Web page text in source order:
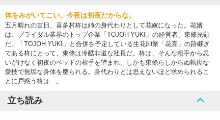
体をみがいてこい。今夜は初夜だからな。
五月晴れの吉日、喜多村柊は姉の身代わりとして花嫁になった。花婿
は、ブライダル業界のトップ企業「TOJOH YUKI」の経営者、東條光顕
だ。「TOJOH YUKI」と合併を予定している生花卸業「花喜」の跡継ぎ
である柊にとって、東條は冷酷非道な社長だ。柊は、そんな相手から思
いがけなく初夜のベッドの相手を望まれ、しかも東條らしからぬ執拗な
愛技で無垢な身体を嬲られる。身代わりとは思えないほど求められるこ
とに戸惑う柊は…。
立ち読み